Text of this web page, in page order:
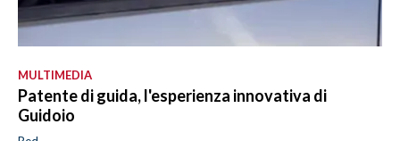
MULTIMEDIA
Patente di guida, l'esperienza innovativa di
Guidoio